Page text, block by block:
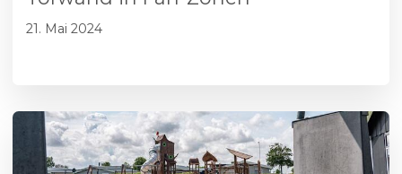
21. Mai 2024